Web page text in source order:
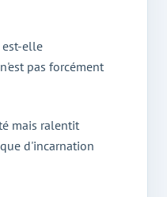
est-elle
pas forcément
mais ralentit
d'incarnation